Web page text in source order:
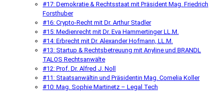
#17: Demokratie & Rechtsstaat mit Präsident Mag. Friedrich
Forsthuber
#16: Crypto-Recht mit Dr. Arthur Stadler
#15: Medienrecht mit Dr. Eva Hammertinger LL.M.
#14: Erbrecht mit Dr. Alexander Hofmann, LL.M.
#13: Startup & Rechtsbetreuung mit Anyline und BRANDL
TALOS Rechtsanwälte
#12: Prof. Dr. Alfred J. Noll
#11: Staatsanwältin und Präsidentin Mag. Cornelia Koller
#10: Mag. Sophie Martinetz – Legal Tech